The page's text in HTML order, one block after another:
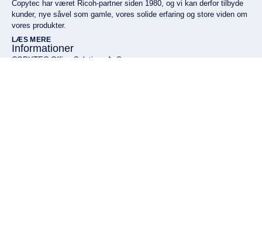
Copytec har været Ricoh-partner siden 1980, og vi kan derfor tilbyde
kunder, nye såvel som gamle, vores solide erfaring og store viden om
vores produkter.
LÆS MERE
Informationer
COPYTEC Office Solutions ApS